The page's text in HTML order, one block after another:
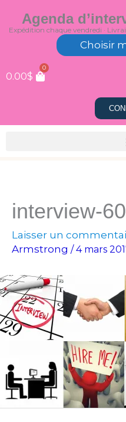
au
Agenda
Expédition chaque vendredi ·
Choisir
0.00$
0
interview-
Laisser un
Armstrong /4 mars